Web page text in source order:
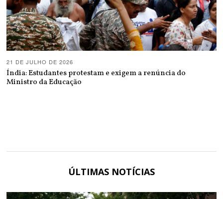
21 DE JULHO DE 2026
Índia: Estudantes protestam e exigem a renúncia do
Ministro da Educação
ÚLTIMAS NOTÍCIAS